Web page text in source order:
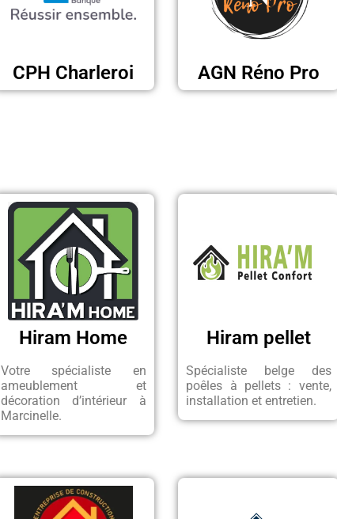
CPH Charleroi AGN Réno Pro
Hiram Home
Votre spécialiste en
ameublement et
décoration d’intérieur à
Marcinelle.
Hiram pellet
Spécialiste belge des
poêles à pellets : vente,
installation et entretien.